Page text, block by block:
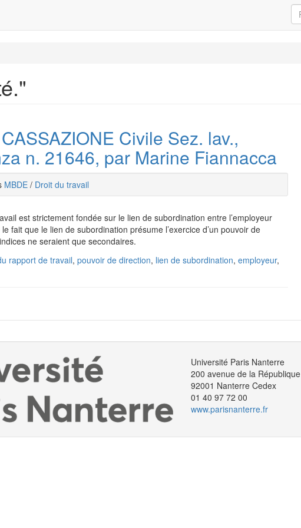
Civile Sez. lav.,
n. 21646, par Marine Fiannacca
MBDE / Droit du travail
est strictement fondée sur le lien de subordination entre l’employeur
fait que le lien de subordination présume l’exercice d’un pouvoir de
ne seraient que secondaires.
rapport de travail, pouvoir de direction, lien de subordination, employeur,
Université Paris Nanterre
200 avenue de la République
92001 Nanterre Cedex
01 40 97 72 00
www.parisnanterre.fr